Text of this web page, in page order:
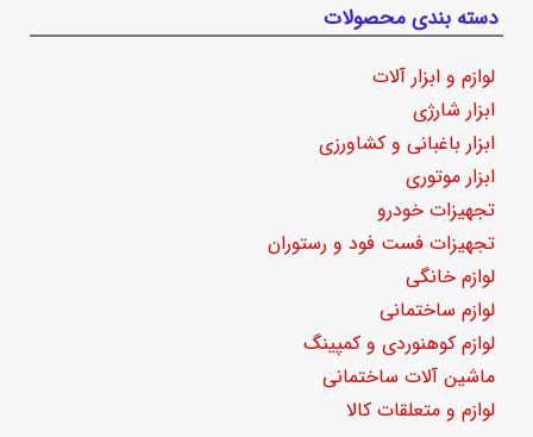
دسته بندی محصولات
لوازم و ابزار آلات
ابزار شارژی
ابزار باغبانی و کشاورزی
ابزار موتوری
تجهیزات خودرو
تجهیزات فست فود و رستوران
لوازم خانگی
لوازم ساختمانی
لوازم کوهنوردی و کمپینگ
ماشین آلات ساختمانی
لوازم و متعلقات کالا